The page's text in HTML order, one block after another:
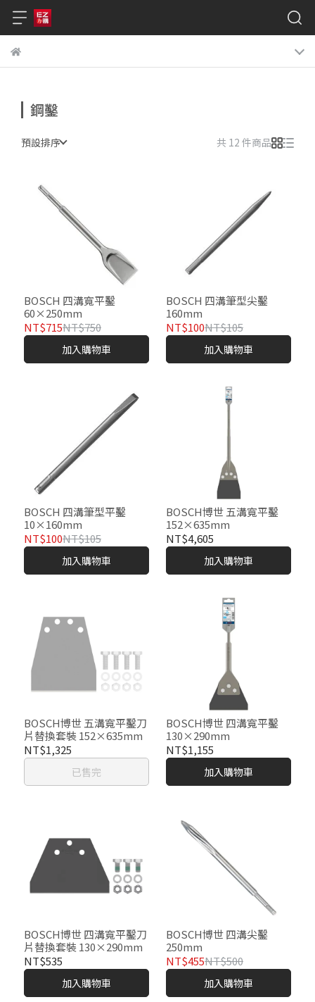
鋼鑿
預設排序 共 12 件商品
BOSCH 四溝寬平鑿
60×250mm
NT$715NT$750
加入購物車
BOSCH 四溝筆型尖鑿
160mm
NT$100NT$105
加入購物車
BOSCH 四溝筆型平鑿
10×160mm
NT$100NT$105
加入購物車
BOSCH博世 五溝寬平鑿
152×635mm
NT$4,605
加入購物車
BOSCH博世 五溝寬平鑿刀
片替換套裝 152×635mm
NT$1,325
已售完
BOSCH博世 四溝寬平鑿
130×290mm
NT$1,155
加入購物車
BOSCH博世 四溝寬平鑿刀
片替換套裝 130×290mm
NT$535
加入購物車
BOSCH博世 四溝尖鑿
250mm
NT$455NT$500
加入購物車